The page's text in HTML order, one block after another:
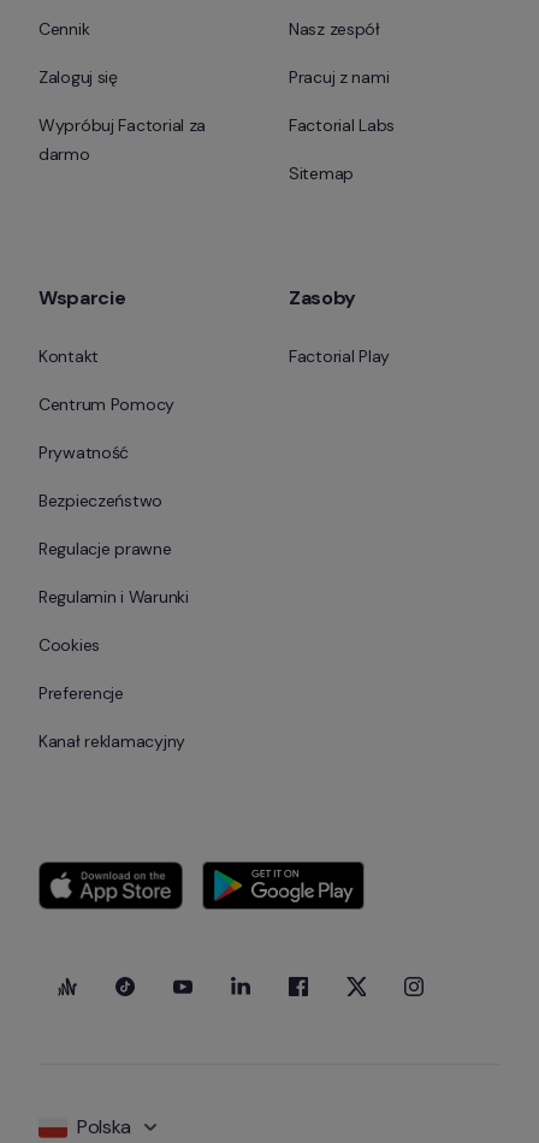
Cennik
Zaloguj się
Wypróbuj Factorial za
darmo
Nasz zespół
Pracuj z nami
Factorial Labs
Sitemap
Wsparcie
Kontakt
Centrum Pomocy
Prywatność
Bezpieczeństwo
Regulacje prawne
Regulamin i Warunki
Cookies
Preferencje
Kanał reklamacyjny
Zasoby
Factorial Play
Polska